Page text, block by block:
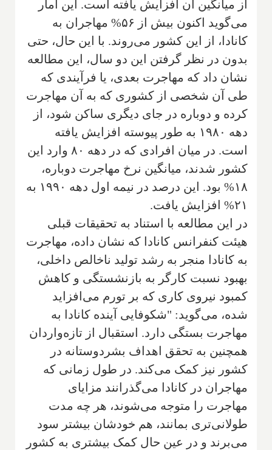
از میانگین آن افزایش یافته است. این آمار
می‌گوید اکنون بیش از ۵۶% مهاجران به
کانادا، از این کشور می‌روند. با این حال، حتی
بدون در نظر گرفتن این دو سال، این مطالعه
نشان داد که مهاجرت بعدی، یا فرآیندی که
طی آن شخصی از کشوری که به آن مهاجرت
کرده و دوباره در جای دیگری ساکن شود، از
دهه ۱۹۸۰ به طور پیوسته افزایش یافته
است. در میان افرادی که در دهه ۸۰ وارد این
کشور شدند، میانگین نرخ مهاجرت دوباره،
۱۸% بود. این درصد در نیمه اول دهه ۱۹۹۰ به
۲۱% افزایش یافت.
در این مطالعه با استناد به تحقیقات قبلی
هیئت کنفرانس کانادا که نشان داده، مهاجرت
به کانادا منجر به رشد تولید ناخالص داخلی،
بهبود نسبت کارگر به بازنشستگی و کاهش
کمبود نیروی کاری که بر تورم می‌افزاید
شده، می‌گوید: "شکوفایی آینده کانادا به
مهاجرت بستگی دارد. استقبال از تازه‌واردان
همچنین به تحقق اهداف بشردوستانه در
کشور نیز کمک می‌کند. در طول زمانی که
مهاجران در کانادا می‌گذرانند مزایای
مهاجرت را متوجه می‌شوند، هر چه مدت
طولانی‌تری بمانند، هم خودشان بیشتر سود
می‌برند و در عین حال کمک بیشتری به کشور